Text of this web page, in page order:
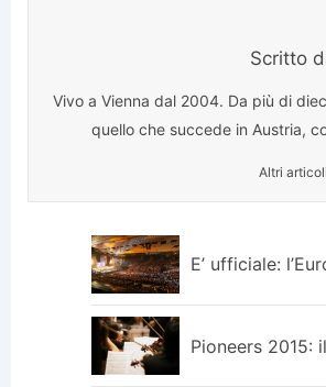
Scritto
Vivo a Vienna dal 2004. Da più di
quello che succede in Austria,
Altri
E’ ufficiale:
Pioneers 2015: